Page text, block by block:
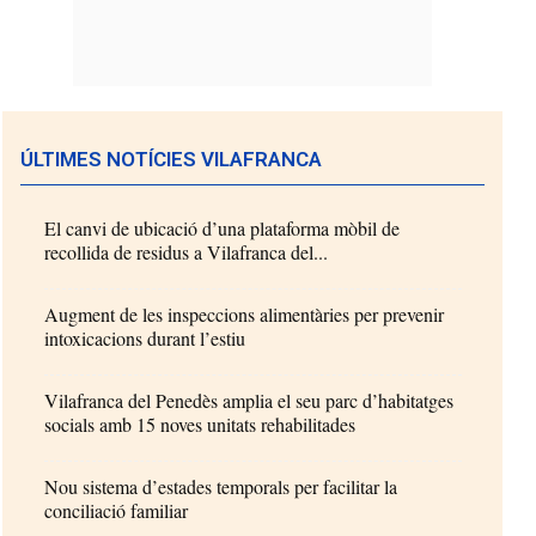
ÚLTIMES NOTÍCIES VILAFRANCA
El canvi de ubicació d’una plataforma mòbil de
recollida de residus a Vilafranca del...
Augment de les inspeccions alimentàries per prevenir
intoxicacions durant l’estiu
Vilafranca del Penedès amplia el seu parc d’habitatges
socials amb 15 noves unitats rehabilitades
Nou sistema d’estades temporals per facilitar la
conciliació familiar